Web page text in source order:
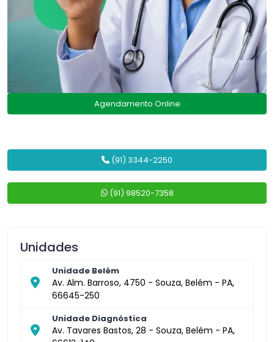
Agendamento Online
(91) 3344-2250
(91) 98520-7358
Unidades
Unidade Belém
Av. Alm. Barroso, 4750 - Souza, Belém - PA,
66645-250
Unidade Diagnóstica
Av. Tavares Bastos, 28 - Souza, Belém - PA,